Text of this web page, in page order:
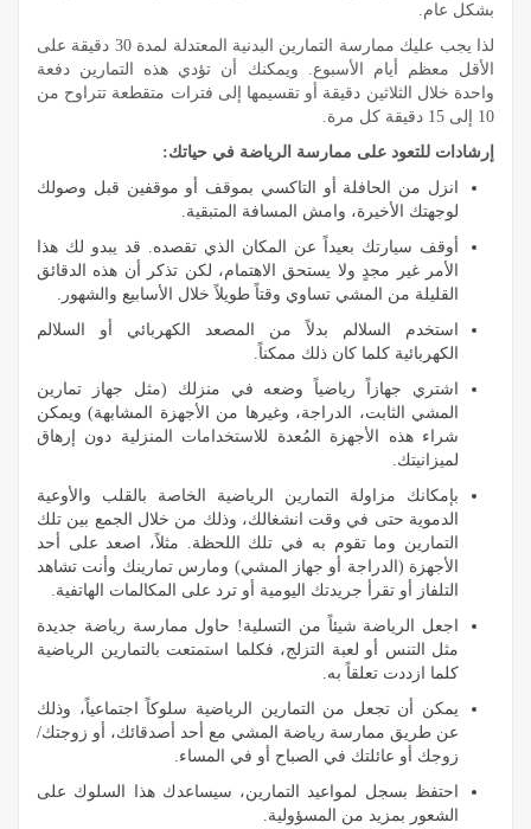
بشكل عام.
لذا يجب عليك ممارسة التمارين البدنية المعتدلة لمدة 30 دقيقة على
الأقل معظم أيام الأسبوع. ويمكنك أن تؤدي هذه التمارين دفعة
واحدة خلال الثلاثين دقيقة أو تقسيمها إلى فترات متقطعة تتراوح من
10 إلى 15 دقيقة كل مرة.
إرشادات للتعود على ممارسة الرياضة في حياتك:
انزل من الحافلة أو التاكسي بموقف أو موقفين قبل وصولك
لوجهتك الأخيرة، وامش المسافة المتبقية.
أوقف سيارتك بعيداً عن المكان الذي تقصده. قد يبدو لك هذا
الأمر غير مجدٍ ولا يستحق الاهتمام، لكن تذكر أن هذه الدقائق
القليلة من المشي تساوي وقتاً طويلاً خلال الأسابيع والشهور.
استخدم السلالم بدلاً من المصعد الكهربائي أو السلالم
الكهربائية كلما كان ذلك ممكناً.
اشتري جهازاً رياضياً وضعه في منزلك (مثل جهاز تمارين
المشي الثابت، الدراجة، وغيرها من الأجهزة المشابهة) ويمكن
شراء هذه الأجهزة المُعدة للاستخدامات المنزلية دون إرهاق
لميزانيتك.
بإمكانك مزاولة التمارين الرياضية الخاصة بالقلب والأوعية
الدموية حتى في وقت انشغالك، وذلك من خلال الجمع بين تلك
التمارين وما تقوم به في تلك اللحظة. مثلاً، اصعد على أحد
الأجهزة (الدراجة أو جهاز المشي) ومارس تمارينك وأنت تشاهد
التلفاز أو تقرأ جريدتك اليومية أو ترد على المكالمات الهاتفية.
اجعل الرياضة شيئاً من التسلية! حاول ممارسة رياضة جديدة
مثل التنس أو لعبة التزلج، فكلما استمتعت بالتمارين الرياضية
كلما ازددت تعلقاً به.
يمكن أن تجعل من التمارين الرياضية سلوكاً اجتماعياً، وذلك
عن طريق ممارسة رياضة المشي مع أحد أصدقائك، أو زوجتك/
زوجك أو عائلتك في الصباح أو في المساء.
احتفظ بسجل لمواعيد التمارين، سيساعدك هذا السلوك على
الشعور بمزيد من المسؤولية.